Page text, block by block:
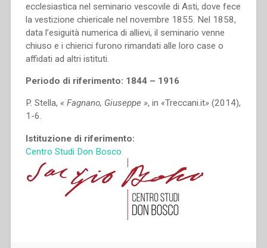
ecclesiastica nel seminario vescovile di Asti, dove fece
la vestizione chiericale nel novembre 1855. Nel 1858,
data l’esiguità numerica di allievi, il seminario venne
chiuso e i chierici furono rimandati alle loro case o
affidati ad altri istituti.
Periodo di riferimento: 1844 – 1916
P. Stella, « Fagnano, Giuseppe », in «Treccani.it» (2014),
1-6.
Istituzione di riferimento:
Centro Studi Don Bosco